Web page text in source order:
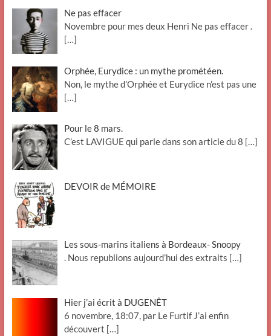
Ne pas effacer
Novembre pour mes deux Henri Ne pas effacer .
[…]
Orphée, Eurydice : un mythe prométéen.
Non, le mythe d’Orphée et Eurydice n’est pas une
[…]
Pour le 8 mars.
C’est LAVIGUE qui parle dans son article du 8 […]
DEVOIR de MÉMOIRE
Les sous-marins italiens à Bordeaux- Snoopy
. Nous republions aujourd’hui des extraits […]
Hier j’ai écrit à DUGENÊT
6 novembre, 18:07, par Le Furtif J’ai enfin
découvert […]